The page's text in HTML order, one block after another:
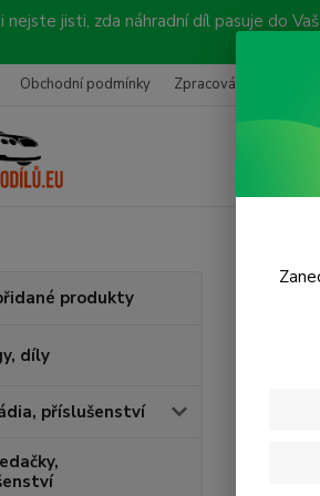
nejste jisti, zda náhradní díl pasuje do
Obchodní podmínky Zpracování objednávky
produkty
díly
příslušenství